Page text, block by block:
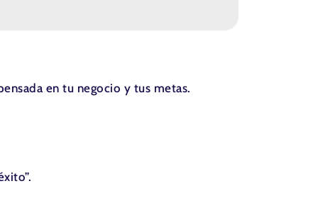
en tu negocio y tus metas.